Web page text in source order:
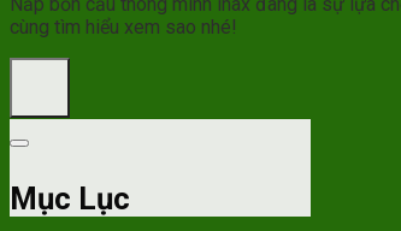
cùng tìm hiểu xem sao nhé!
Mục Lục